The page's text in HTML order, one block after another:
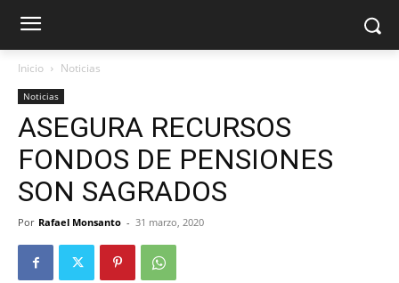
Inicio Noticias
Noticias
ASEGURA RECURSOS
FONDOS DE PENSIONES
SON SAGRADOS
Por Rafael Monsanto - 31 marzo, 2020